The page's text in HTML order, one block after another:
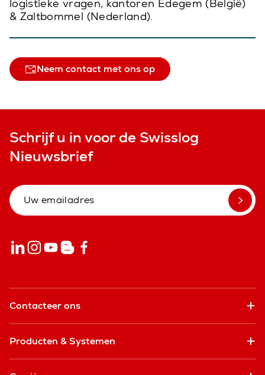
logistieke vragen, kantoren Edegem (België)
& Zaltbommel (Nederland).
Neem contact met ons op
Schrijf u in voor de Swisslog
Nieuwsbrief
Contacteer ons
Producten & Systemen